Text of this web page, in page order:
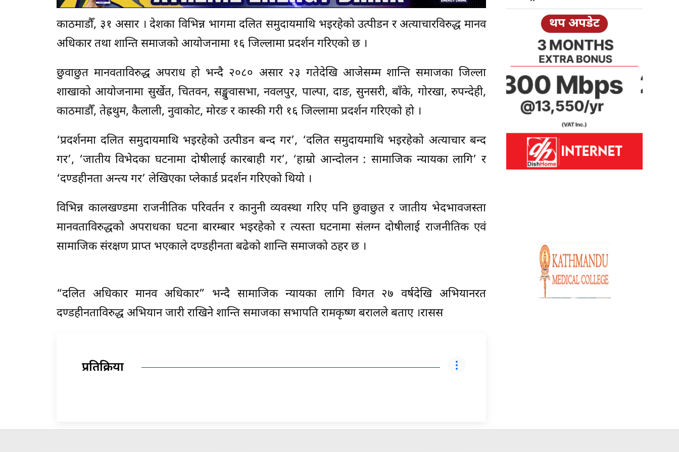
काठमाडौँ, ३१ असार । देशका विभिन्न भागमा दलित समुदायमाथि भइरहेको उत्पीडन र अत्याचारविरुद्ध मानव
अधिकार तथा शान्ति समाजको आयोजनामा १६ जिल्लामा प्रदर्शन गरिएको छ ।
छुवाछुत मानवताविरुद्ध अपराध हो भन्दै २०८० असार २३ गतेदेखि आजेसम्म शान्ति समाजका जिल्ला
शाखाको आयोजनामा सुर्खेत, चितवन, सङ्खुवासभा, नवलपुर, पाल्पा, दाङ, सुनसरी, बाँके, गोरखा, रुपन्देही,
काठमाडौँ, तेह्रथुम, कैलाली, नुवाकोट, मोरङ र कास्की गरी १६ जिल्लामा प्रदर्शन गरिएको हो ।
‘प्रदर्शनमा दलित समुदायमाथि भइरहेको उत्पीडन बन्द गर’, ‘दलित समुदायमाथि भइरहेको अत्याचार बन्द
गर’, ‘जातीय विभेदका घटनामा दोषीलाई कारबाही गर’, ‘हाम्रो आन्दोलन : सामाजिक न्यायका लागि’ र
‘दण्डहीनता अन्त्य गर’ लेखिएका प्लेकार्ड प्रदर्शन गरिएको थियो ।
विभिन्न कालखण्डमा राजनीतिक परिवर्तन र कानुनी व्यवस्था गरिए पनि छुवाछुत र जातीय भेदभावजस्ता
मानवताविरुद्धको अपराधका घटना बारम्बार भइरहेको र त्यस्ता घटनामा संलग्न दोषीलाई राजनीतिक एवं
सामाजिक संरक्षण प्राप्त भएकाले दण्डहीनता बढेको शान्ति समाजको ठहर छ ।
“दलित अधिकार मानव अधिकार” भन्दै सामाजिक न्यायका लागि विगत २७ वर्षदेखि अभियानरत
दण्डहीनताविरुद्ध अभियान जारी राखिने शान्ति समाजका सभापति रामकृष्ण बरालले बताए ।रासस
प्रतिक्रिया
थप अपडेट